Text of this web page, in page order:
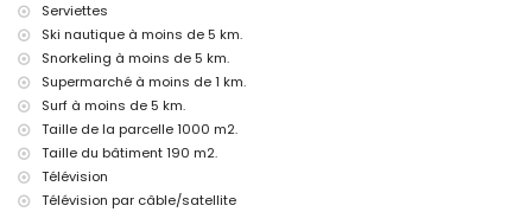
Tennis (à moins de 1000 mètres de la villa)
Randonnée, VTT, cyclisme, escalade, canoë, kayak, pêche, plongée,
snorkeling, surf, planche à voile et ski nautique (à moins de 5
kilomètres de la villa)
Golf (Golf Club Jávea), équitation et rafting (à moins de 10 kilomètres
de la villa)
Serviettes
Ski nautique à moins de 5 km.
Snorkeling à moins de 5 km.
Supermarché à moins de 1 km.
Surf à moins de 5 km.
Taille de la parcelle 1000 m2.
Taille du bâtiment 190 m2.
Télévision
Télévision par câble/satellite